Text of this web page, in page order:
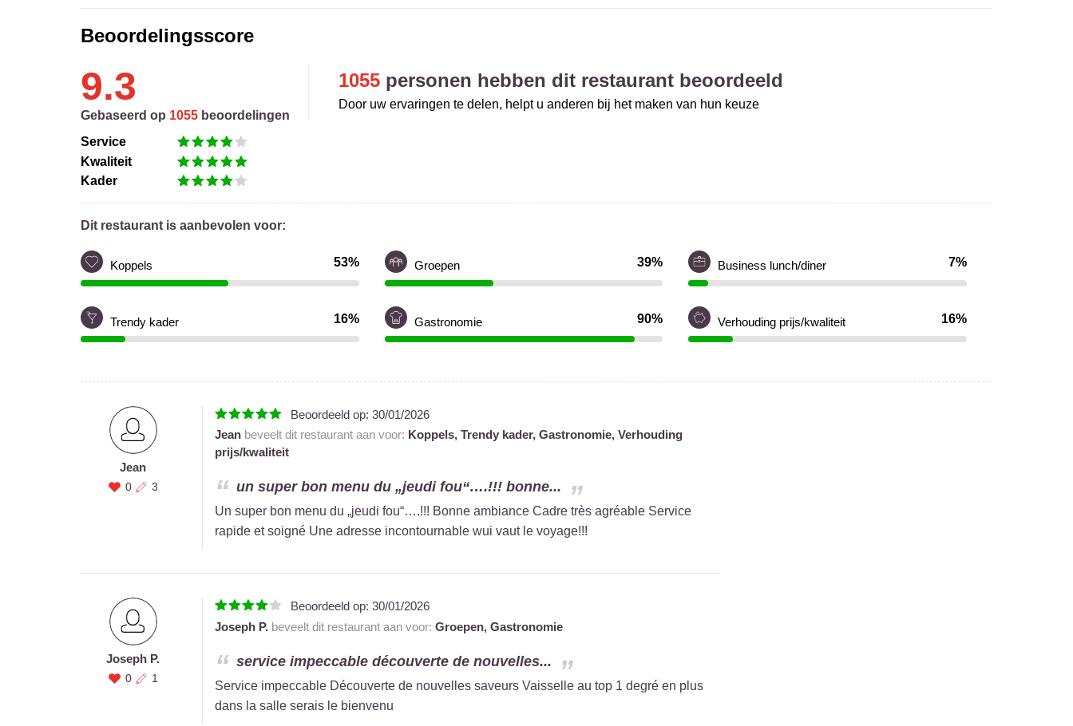
Beoordelingsscore
9.3
Gebaseerd op 1055 beoordelingen
Service
Kwaliteit
Kader
1055 personen hebben dit restaurant beoordeeld
Door uw ervaringen te delen, helpt u anderen bij het maken van hun keuze
Dit restaurant is aanbevolen voor:
Koppels 53% Groepen 39% Business lunch/diner 7%
Trendy kader 16% Gastronomie 90% Verhouding prijs/kwaliteit 16%
Jean
0 3
Beoordeeld op: 30/01/2026
Jeanbeveelt dit restaurant aan voor: Koppels, Trendy kader, Gastronomie, Verhouding
prijs/kwaliteit
un super bon menu du „jeudi fou“….!!! bonne...
Un super bon menu du „jeudi fou“….!!! Bonne ambiance Cadre très agréable Service
rapide et soigné Une adresse incontournable wui vaut le voyage!!!
Joseph P.
0 1
Beoordeeld op: 30/01/2026
Joseph P.beveelt dit restaurant aan voor: Groepen, Gastronomie
service impeccable découverte de nouvelles...
Service impeccable Découverte de nouvelles saveurs Vaisselle au top 1 degré en plus
dans la salle serais le bienvenu